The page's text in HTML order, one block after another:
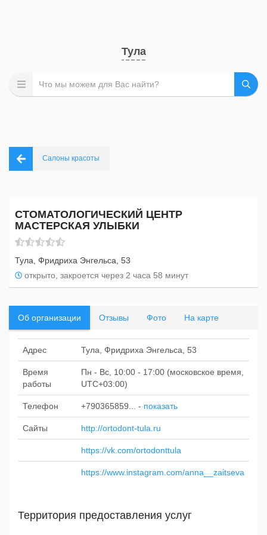
Тула
Салоны красоты
СТОМАТОЛОГИЧЕСКИЙ ЦЕНТР
МАСТЕРСКАЯ УЛЫБКИ
Тула, Фридриха Энгельса, 53
открыто, закроется через 2 часа 58 минут
Об организации Отзывы Фото На карте
Адрес Тула, Фридриха Энгельса, 53
Время
работы
Пн - Вс, 10:00 - 17:00 (московское время,
UTC+03:00)
Телефон +790365859... - показать
Сайты http://ortodont-tula.ru
https://vk.com/ortodonttula
https://www.instagram.com/anna__zaitseva
Территория предоставления услуг